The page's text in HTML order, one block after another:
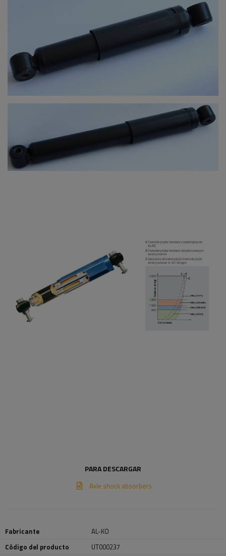
PARA DESCARGAR
Axle shock absorbers
Fabricante
AL-KO
Código del producto
UT000237